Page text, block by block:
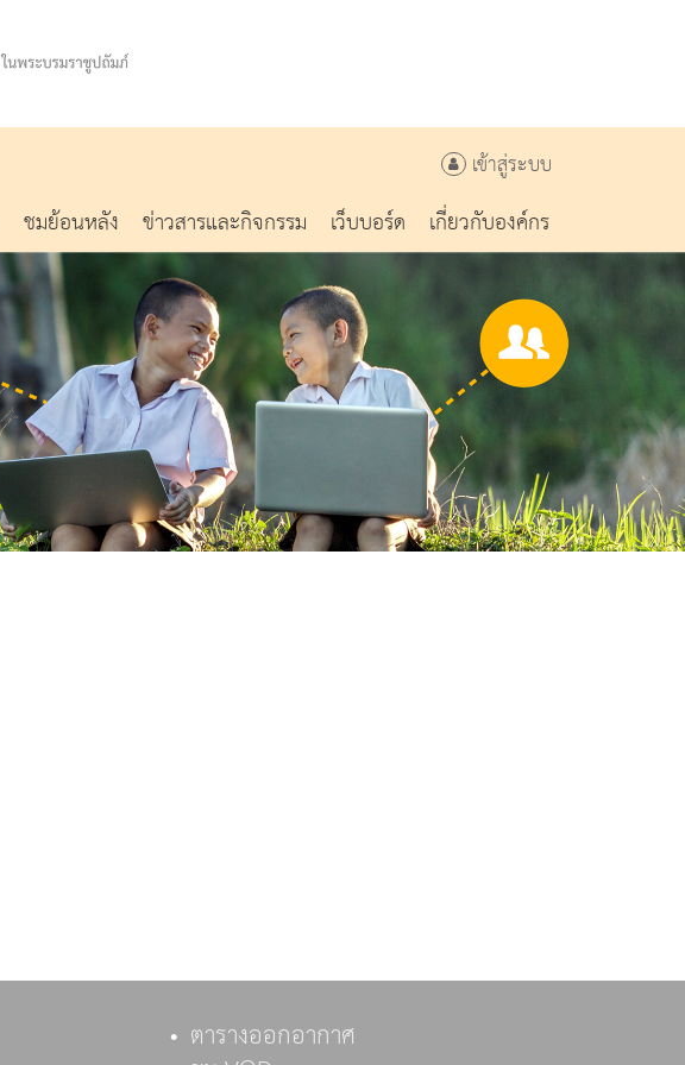
เข้าสู่ระบบ
ชมย้อนหลัง ข่าวสารและกิจกรรม เว็บบอร์ด เกี่ยวกับองค์กร
ตารางออกอากาศ